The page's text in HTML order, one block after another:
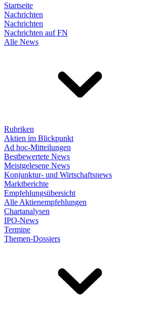
Startseite
Nachrichten
Nachrichten
Nachrichten auf FN
Alle News
Rubriken
Aktien im Blickpunkt
Ad hoc-Mitteilungen
Bestbewertete News
Meistgelesene News
Konjunktur- und Wirtschaftsnews
Marktberichte
Empfehlungsübersicht
Alle Aktienempfehlungen
Chartanalysen
IPO-News
Termine
Themen-Dossiers